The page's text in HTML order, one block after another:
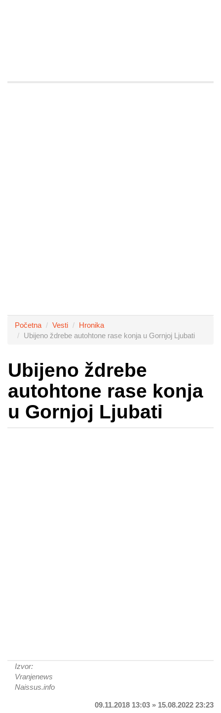
Početna Vesti
Hronika
Ubijeno ždrebe autohtone rase konja u Gornjoj Ljubati
Ubijeno ždrebe
autohtone rase konja
u Gornjoj Ljubati
Izvor:
Vranjenews
Naissus.info
09.11.2018 13:03 » 15.08.2022 23:23